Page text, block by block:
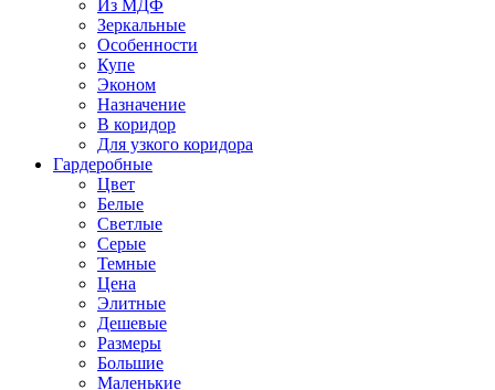
Из МДФ
Зеркальные
Особенности
Купе
Эконом
Назначение
В коридор
Для узкого коридора
Гардеробные
Цвет
Белые
Светлые
Серые
Темные
Цена
Элитные
Дешевые
Размеры
Большие
Маленькие